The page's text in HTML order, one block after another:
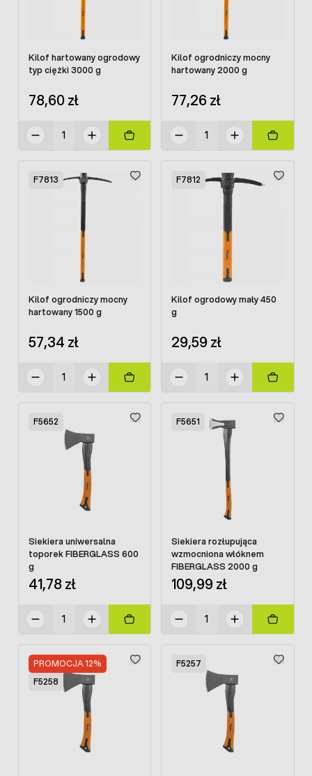
Kilof hartowany ogrodowy
typ ciężki 3000 g
78,60 zł
Kilof ogrodniczy mocny
hartowany 2000 g
77,26 zł
F7813
Kilof ogrodniczy mocny
hartowany 1500 g
57,34 zł
F7812
Kilof ogrodowy mały 450
g
29,59 zł
F5652
Siekiera uniwersalna
toporek FIBERGLASS 600
g
41,78 zł
F5651
Siekiera rozłupująca
wzmocniona włóknem
FIBERGLASS 2000 g
109,99 zł
PROMOCJA 12%
F5258
F5257